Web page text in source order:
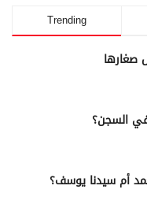
Trending
السجن؟
أم سيدنا يوسف؟